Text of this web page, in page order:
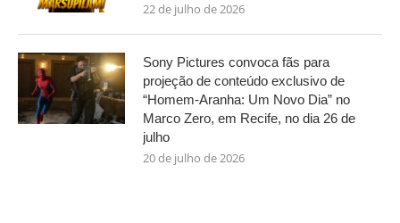
22 de julho de 2026
Sony Pictures convoca fãs para
projeção de conteúdo exclusivo de
“Homem-Aranha: Um Novo Dia” no
Marco Zero, em Recife, no dia 26 de
julho
20 de julho de 2026